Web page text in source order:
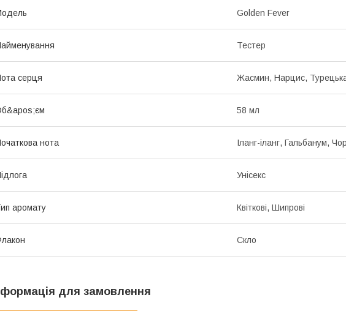
Golden Fever
Тестер
серця Жасмин, Нарцис,
58 мл
нота Іланг-іланг, Гальбанум,
Унісекс
аромату Квіткові, Шипрові
Скло
для замовлення